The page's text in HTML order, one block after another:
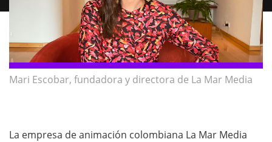
Mari Escobar, fundadora y directora de La Mar Media
La empresa de animación colombiana La Mar Media